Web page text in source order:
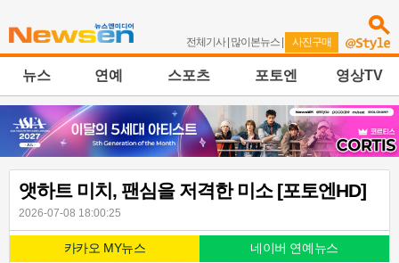
전체기사| 많이본뉴스 | 사진구매
뉴스 연예 스포츠 포토엔 영상TV
앳하트 미치, 팬심을 저격한 미소 [포토엔HD]
2026-07-08 18:00:25
카카오 MY뉴스 네이버 연예뉴스